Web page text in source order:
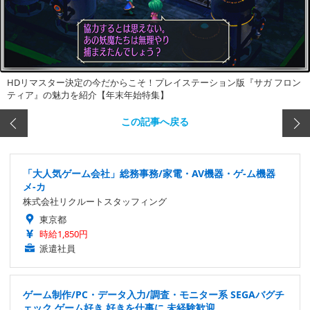
HDリマスター決定の今だからこそ！プレイステーション版『サガ フロン
ティア』の魅力を紹介【年末年始特集】
この記事へ戻る
「大人気ゲーム会社」総務事務/家電・AV機器・ゲ-ム機器
メ-カ
株式会社リクルートスタッフィング
東京都
時給1,850円
派遣社員
ゲーム制作/PC・データ入力/調査・モニター系 SEGAバグチ